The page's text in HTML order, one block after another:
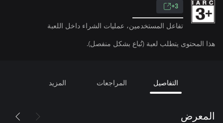
3+
تفاعل المستخدمين، عمليات الشراء داخل اللعبة
هذا المحتوى يتطلب لعبة (تُباع بشكل منفصل).
التفاصيل المراجعات المزيد
المعرض